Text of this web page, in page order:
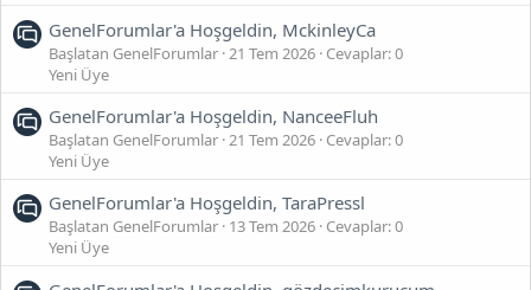
GenelForumlar'a Hoşgeldin, MckinleyCa
Başlatan GenelForumlar 21 Tem 2026 Cevaplar: 0
Yeni Üye
GenelForumlar'a Hoşgeldin, NanceeFluh
Başlatan GenelForumlar 21 Tem 2026 Cevaplar: 0
Yeni Üye
GenelForumlar'a Hoşgeldin, TaraPressl
Başlatan GenelForumlar 13 Tem 2026 Cevaplar: 0
Yeni Üye